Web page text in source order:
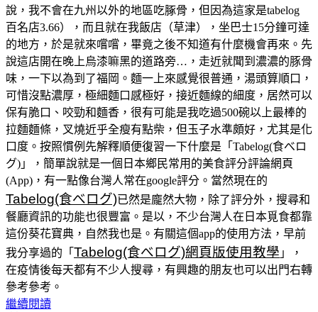
說，我不會在九州以外的地區吃䐁骨，但因為這家是tabelog
百名店3.66），而且就在我飯店（草津），坐巴士15分鐘可達
的地方，於是就來嚐嚐，畢竟之後不知道有什麼機會再來。先
說這店開在晚上烏漆嘛黑的道路旁…，走近就聞到濃濃的豚骨
味，一下以為到了福岡。麵一上來感覺很普通，湯頭算順口，
可惜沒點濃厚，極細麵口感極好，接近麵線的細度，居然可以
保有脆口、咬勁和麵香，很有可能是我吃過500碗以上最棒的
拉麵麵條，叉燒近乎全瘦有點柴，但玉子水準頗好，尤其是化
口度。按照慣例先解釋順便復習一下什麼是「Tabelog(食べロ
グ)」，簡單說就是一個日本鄉民常用的美食評分評論網頁
(App)，有一點像台灣人常在google評分。當然現在的
Tabelog(食べログ)已然是龐然大物，除了評分外，搜尋和
餐廳資訊的功能也很豐富。是以，不少台灣人在日本覓食都靠
這份葵花寶典，自然我也是。有關這個app的使用方法，早前
我分享過的「 Tabelog(食べログ)網頁版使用教學 」，
在疫情後每天都有不少人搜尋，有興趣的朋友也可以出門右轉
參考參考。
繼續閱讀